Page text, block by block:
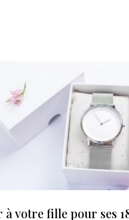
votre fille pour ses